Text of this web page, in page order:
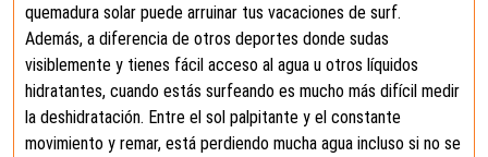
quemadura solar puede arruinar tus vacaciones de surf.
Además, a diferencia de otros deportes donde sudas
visiblemente y tienes fácil acceso al agua u otros líquidos
hidratantes, cuando estás surfeando es mucho más difícil medir
la deshidratación. Entre el sol palpitante y el constante
movimiento y remar, está perdiendo mucha agua incluso si no se